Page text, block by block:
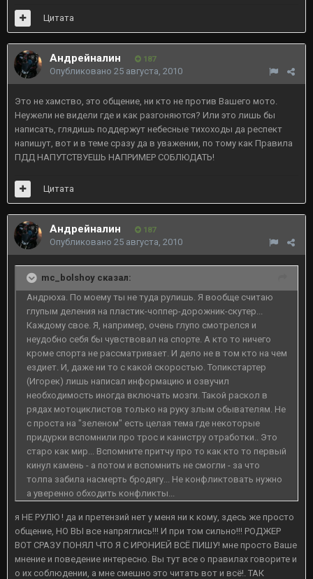
Цитата
Андрейналин 187
Опубликовано 25 августа, 2010
Это не хамство, это общение, ни кто не против Вашего мото.
Неужели не видели где и как разгоняются? Или это лишь бы
написать, глядишь поддержут небесные тихоходы да респект
напишут, вот и в теме сразу да в уважении, по тому как Правила
ПДД НАПУТСТВУЕШЬ НАПРИМЕР СОБЛЮДАТЬ!
Цитата
Андрейналин 187
Опубликовано 25 августа, 2010
mc_bolshoy сказал:
Андрюха. По моему ты не туда рулишь. Я вообще считаю
глупым деления на пластик-чоппер-дорожник-скутер...
Каждому свое. Я, например, очень глупо смотрелся и
неудобно себя бы чувствовал на спорте. А кто то ничего
кроме спорта не рассматривает. И дело не в том кто на чем
ездиет. И, даже ни то с какой скоростью. Топикстартер
(Игорек) лишь написал информацию и озвучил
необходимость иногда включать мозги. Такой раскол в
рядах мотоциклистов только на руку злым обывателям. Не
с проста на "зеленом" есть целая тема где некоторые
придурки вспомнили про трос и канистру отработки.. Это
старо как мир... Вспомните притчу про то как кто то первый
кинул камень - а потом и вспомнить не смогли - за что
толпа забила насмерть бродягу... Не конфликтовать нужно
а уверенно обходить конфликты...
я НЕ РУЛЮ ! да и претензий нет у меня ни к кому, здесь же просто
общение, НО ВЫ все напряглись!!! И при том сильно!!! РОДЖЕР
ВОТ СРАЗУ ПОНЯЛ ЧТО Я С ИРОНИЕЙ ВСЁ ПИШУ! мне просто Ваше
мнение и поведение интересно. Вы тут все о правилах говорите и
о их соблюдении, а мне смешно это читать вот и всё!. ТАК